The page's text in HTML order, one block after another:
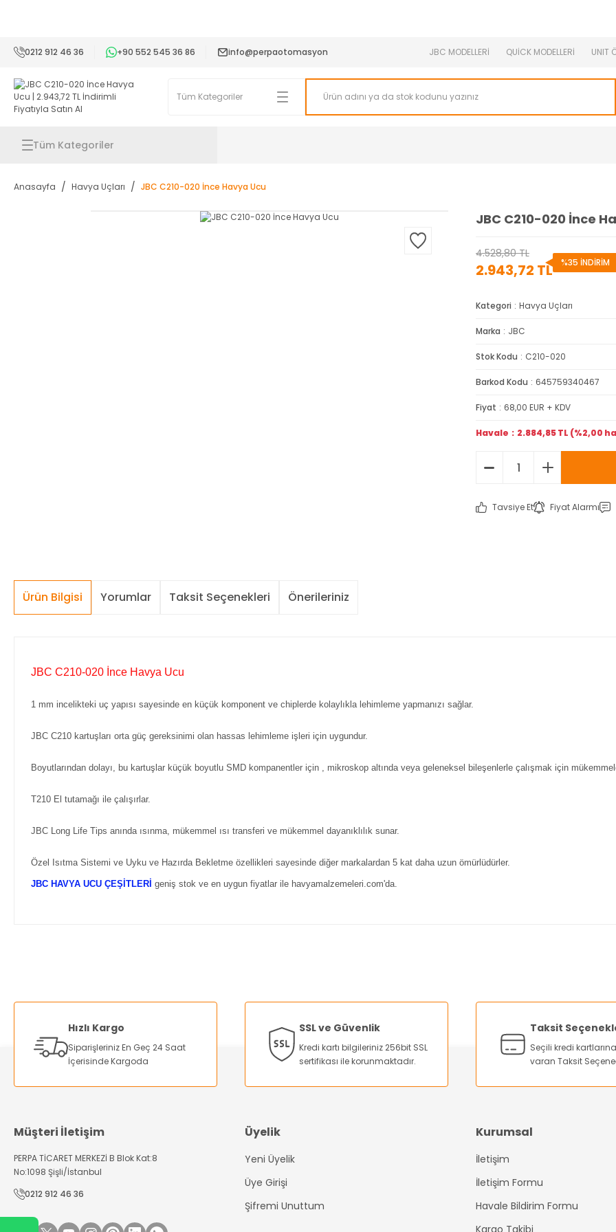
0212 912 46 36 +90 552 545 36 86 info@perpaotomasyon JBC MODELLERİ QUİCK MODELLERİ UNIT
Tüm Kategoriler
Anasayfa Havya Uçları JBC C210-020 İnce Havya Ucu
JBC C210-020 İnce
4.528,80 TL
2.943,72 TL %35 İNDİRİM
Kategori Havya Uçları
Marka JBC
Stok Kodu C210-020
Barkod Kodu 645759340467
Fiyat 68,00 EUR + KDV
Havale 2.884,85 TL (%2,00
Tavsiye Et Fiyat Alarmı
Ürün Bilgisi Yorumlar Taksit Seçenekleri Önerileriniz
JBC C210-020 İnce Havya Ucu
1 mm incelikteki uç yapısı sayesinde en küçük komponent ve chiplerde kolaylıkla lehimleme yapmanızı sağlar.
JBC C210 kartuşları orta güç gereksinimi olan hassas lehimleme işleri için uygundur.
Boyutlarından dolayı, bu kartuşlar küçük boyutlu SMD kompanentler için , mikroskop altında veya geleneksel bileşenlerle çalışmak için
T210 El tutamağı ile çalışırlar.
JBC Long Life Tips anında ısınma, mükemmel ısı transferi ve mükemmel dayanıklılık sunar.
Özel Isıtma Sistemi ve Uyku ve Hazırda Bekletme özellikleri sayesinde diğer markalardan 5 kat daha uzun ömürlüdürler.
JBC HAVYA UCU ÇEŞİTLERİ geniş stok ve en uygun fiyatlar ile havyamalzemeleri.com'da.
Ürün resmi kalitesiz, bozuk veya görüntülenemiyor.
Ürün bilgilerinde hatalar bulunuyor.
Ürün fiyatı diğer sitelerden daha pahalı.
Hızlı Kargo
Siparişleriniz En Geç 24 Saat
İçerisinde Kargoda
SSL ve Güvenlik
Kredi kartı bilgileriniz 256bit SSL
sertifikası ile korunmaktadır.
Taksit
Seçili kredi
varan Taksit
Müşteri İletişim
PERPA TİCARET MERKEZİ B Blok Kat:8
No:1098 Şişli/İstanbul
0212 912 46 36
Üyelik
Yeni Üyelik
Üye Girişi
Şifremi Unuttum
Kurumsal
İletişim
İletişim Formu
Havale Bildirim Formu
Kargo Takibi